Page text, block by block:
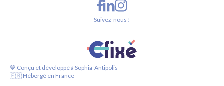
💙 Conçu et développé à Sophia-Antipolis
🇫🇷 Hébergé en France
Suivez-nous !